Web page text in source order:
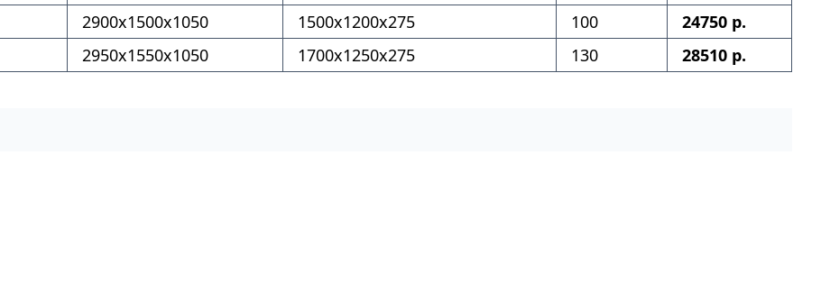
2900x1500x1050 1500x1200x275 100
24750 р.
2950x1550x1050 1700x1250x275 130 28510 р.